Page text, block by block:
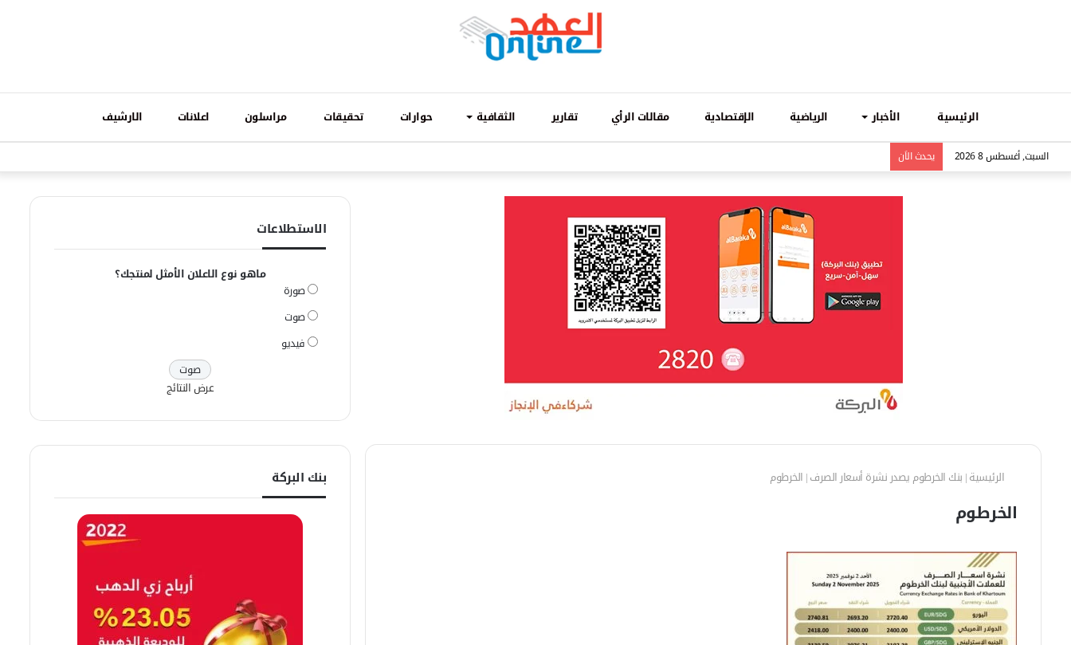
الرئيسية الأخبار الرياضية الإقتصادية مقالات الرأي تقارير الثقافية حوارات تحقيقات مراسلون اعلانات الارشيف
السبت, أغسطس 8 2026 يحدث الاَن
الرئيسية| بنك الخرطوم يصدر نشرة أسعار الصرف| الخرطوم
الخرطوم
الاستطلاعات
ماهو نوع الاعلان الأمثل لمنتجك؟
صورة
صوت
فيديو
عرض النتائج
بنك البركة